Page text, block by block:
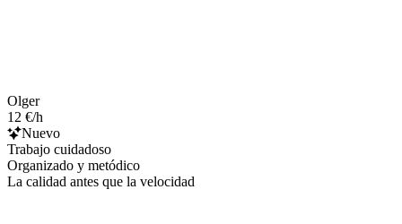
Olger
12 €/h
Nuevo
Trabajo cuidadoso
Organizado y metódico
La calidad antes que la velocidad